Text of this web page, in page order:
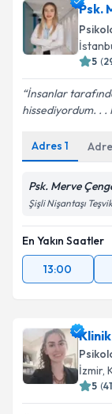
Psk.
5 (
İnsanlar
hissediyordum. .
Adres 1
Psk. Merve
Şişli Nişantaşı
En Yakın Saatler
13:00
İzmir,
5 (41